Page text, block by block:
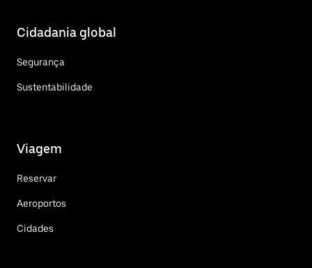
Cidadania global
Segurança
Sustentabilidade
Viagem
Reservar
Aeroportos
Cidades